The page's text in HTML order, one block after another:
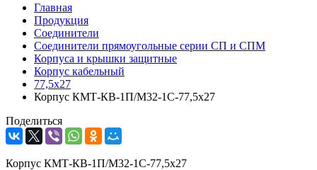
Главная
Продукция
Соединители
Соединители прямоугольные серии СП и СПМ
Корпуса и крышки защитные
Корпус кабельный
77,5х27
Корпус КМТ-КВ-1П/М32-1С-77,5х27
Поделиться
Корпус КМТ-КВ-1П/М32-1С-77,5х27